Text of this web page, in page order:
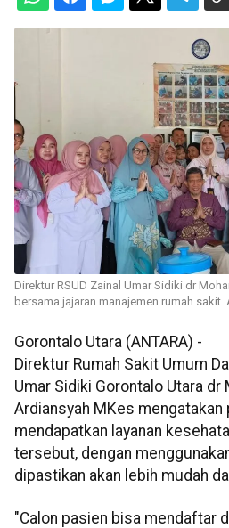
Direktur RSUD Zainal Umar Sidiki dr
bersama jajaran manajemen rumah sakit.
Gorontalo Utara (ANTARA) -
Direktur Rumah Sakit Umum
Umar Sidiki Gorontalo Utara dr
Ardiansyah MKes
mendapatkan layanan
tersebut, dengan
dipastikan akan lebih mudah
"Calon pasien bisa mendaftar